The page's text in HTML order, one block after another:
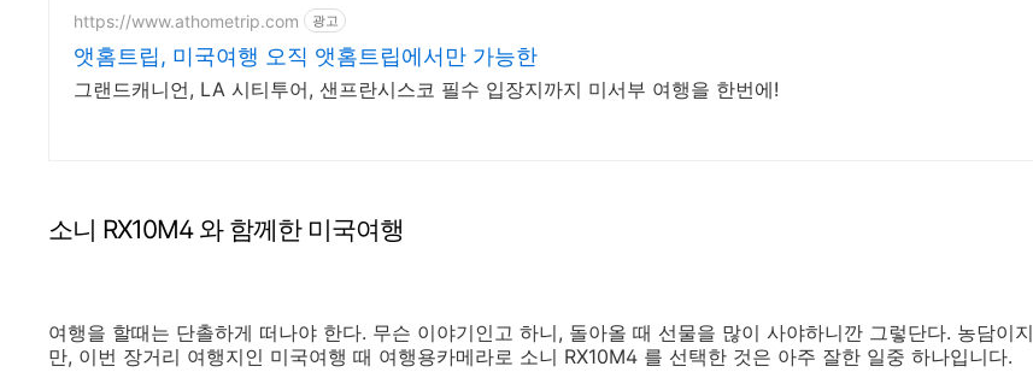
https://www.athometrip.com 광고
앳홈트립, 미국여행 오직 앳홈트립에서만 가능한
그랜드캐니언, LA 시티투어, 샌프란시스코 필수 입장지까지 미서부 여행을 한번에!
소니 RX10M4 와 함께한 미국여행
여행을 할때는 단촐하게 떠나야 한다. 무슨 이야기인고 하니, 돌아올 때 선물을 많이 사야하니깐 그렇단다. 농담이지
만, 이번 장거리 여행지인 미국여행 때 여행용카메라로 소니 RX10M4 를 선택한 것은 아주 잘한 일중 하나입니다.